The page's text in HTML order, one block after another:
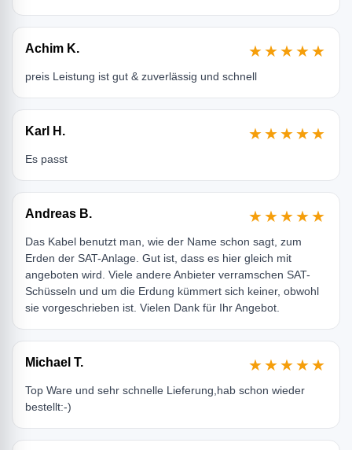
Achim K. ★★★★★
preis Leistung ist gut & zuverlässig und schnell
Karl H. ★★★★★
Es passt
Andreas B. ★★★★★
Das Kabel benutzt man, wie der Name schon sagt, zum
Erden der SAT-Anlage. Gut ist, dass es hier gleich mit
angeboten wird. Viele andere Anbieter verramschen SAT-
Schüsseln und um die Erdung kümmert sich keiner, obwohl
sie vorgeschrieben ist. Vielen Dank für Ihr Angebot.
Michael T. ★★★★★
Top Ware und sehr schnelle Lieferung,hab schon wieder
bestellt:-)